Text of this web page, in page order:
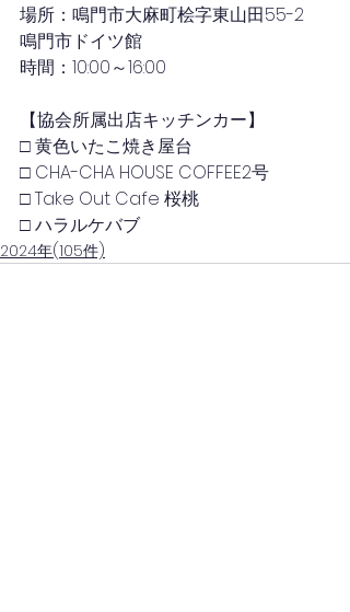
場所：鳴門市大麻町桧字東山田55-2
鳴門市ドイツ館
時間：10:00～16:00
【協会所属出店キッチンカー】
□ 黄色いたこ焼き屋台
□ CHA-CHA HOUSE COFFEE2号
□ Take Out Cafe 桜桃
□ ハラルケバブ
2024年(105件)